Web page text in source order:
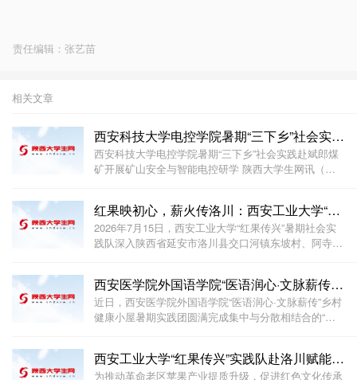
责任编辑：张艺苗
相关文章
西安科技大学电控学院暑期“三下乡”社会实践赴斌郎煤
西安科技大学电控学院暑期“三下乡”社会实践赴斌郎煤
矿开展矿山安全与智能电控研学 陕西大学生网讯（通
践团在电控学院团委副书记赵海宁带队下，前往川 红果映初心，薪火传洛川：西安工业大学“红果传兴”实
2026年7月15日，西安工业大学“红果传兴”暑期社会实
践队深入陕西省延安市洛川县交口河镇东坡村、阿寺村
实践”为主线，通过走访果农、对话新农人、参观
西安医学院外国语学院“医语润心·文脉薪传”暑期实践
近日，西安医学院外国语学院“医语润心·文脉薪传”乡村
健康小屋暑期实践团圆满完成集中与分散相结合的“三
陕西铜川及各自家乡，以专业赋能实践，
西安工业大学“红果传兴”实践队赴洛川赋能老区乡村振
为推动革命老区苹果产业提质升级，促进红色文化传承